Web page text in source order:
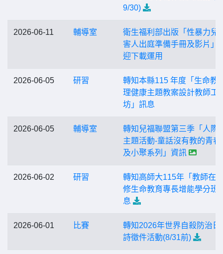
9/30)
2026-06-11 輔導室
衛生福利部出版「性暴力兒
害人出庭準備手冊及影片」
迎下載運用
2026-06-05 研習
轉知本縣115 年度「生命教
理健康主題教案設計教師工
坊」訊息
2026-06-05 輔導室
轉知兒福聯盟第三季「人際
主題活動-童話沒有教的青春
及小聚系列」資訊
2026-06-02 研習
轉知高師大115年「教師在
修生命教育專長增能學分班
息
2026-06-01 比賽
轉知2026年世界自殺防治日
詩徵件活動(8/31前)